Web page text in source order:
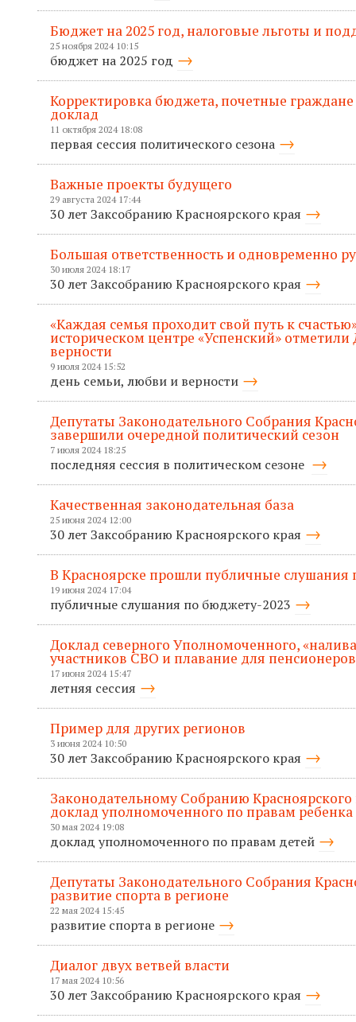
Бюджет на 2025 год, налоговые льготы и
25 ноября 2024 10:15
бюджет на 2025 год
Корректировка бюджета, почетные
доклад
11 октября 2024 18:08
первая сессия политического сезона
Важные проекты будущего
29 августа 2024 17:44
30 лет Заксобранию Красноярского края
Большая ответственность и одновременно
30 июля 2024 18:17
30 лет Заксобранию Красноярского края
«Каждая семья проходит свой путь к
историческом центре «Успенский»
верности
9 июля 2024 15:52
день семьи, любви и верности
Депутаты Законодательного Собрания
завершили очередной политический сезон
7 июля 2024 18:25
последняя сессия в политическом сезоне
Качественная законодательная база
25 июня 2024 12:00
30 лет Заксобранию Красноярского края
В Красноярске прошли публичные слушания
19 июня 2024 17:04
публичные слушания по бюджету-2023
Доклад северного Уполномоченного,
участников СВО и плавание для пенсионеров
17 июня 2024 15:47
летняя сессия
Пример для других регионов
3 июня 2024 10:50
30 лет Заксобранию Красноярского края
Законодательному Собранию
доклад уполномоченного по правам ребенка
30 мая 2024 19:08
доклад уполномоченного по правам детей
Депутаты Законодательного Собрания
развитие спорта в регионе
22 мая 2024 15:45
развитие спорта в регионе
Диалог двух ветвей власти
17 мая 2024 10:56
30 лет Заксобранию Красноярского края